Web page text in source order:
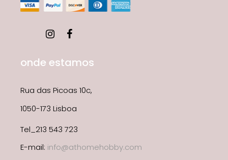
onde estamos
Rua das Picoas 10c,
1050-173 Lisboa
Tel_213 543 723
E-mail: info@athomehobby.com